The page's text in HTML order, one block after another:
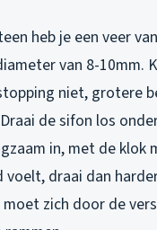
heb je een veer
van 8-10mm.
niet, grotere
de sifon los
in, met de klok
voelt, draai dan
moet zich door de